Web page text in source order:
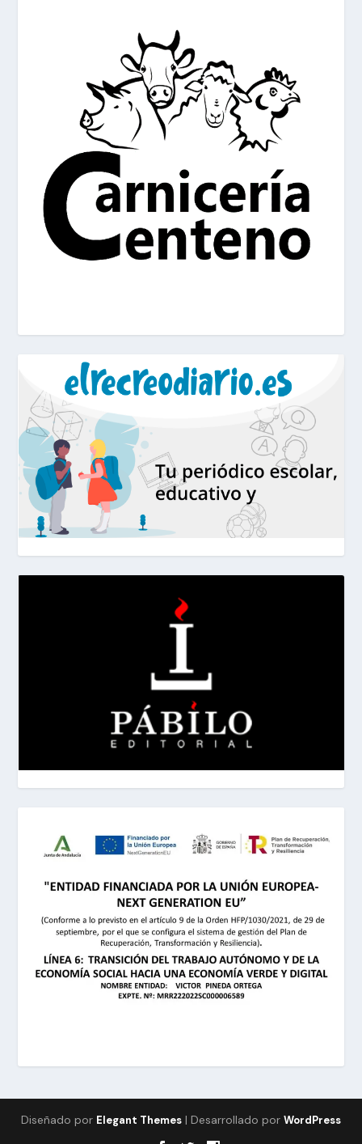
Diseñado por Elegant Themes | Desarrollado por WordPress